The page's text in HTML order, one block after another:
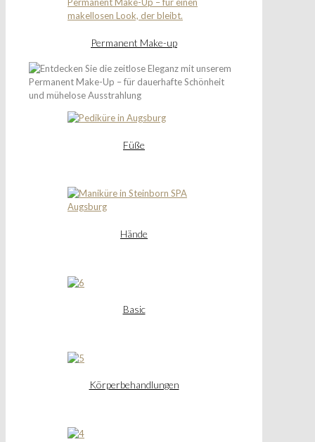
Permanent Make-up
Füße
Hände
Basic
Körperbehandlungen